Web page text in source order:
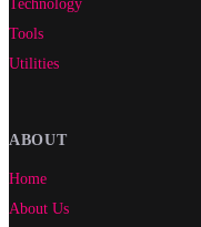
Tools
Utilities
ABOUT
Home
About Us